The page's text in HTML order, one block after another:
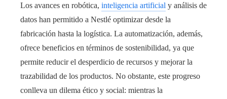
Los avances en robótica, inteligencia artificial y análisis de
datos han permitido a Nestlé optimizar desde la
fabricación hasta la logística. La automatización, además,
ofrece beneficios en términos de sostenibilidad, ya que
permite reducir el desperdicio de recursos y mejorar la
trazabilidad de los productos. No obstante, este progreso
conlleva un dilema ético y social: mientras la